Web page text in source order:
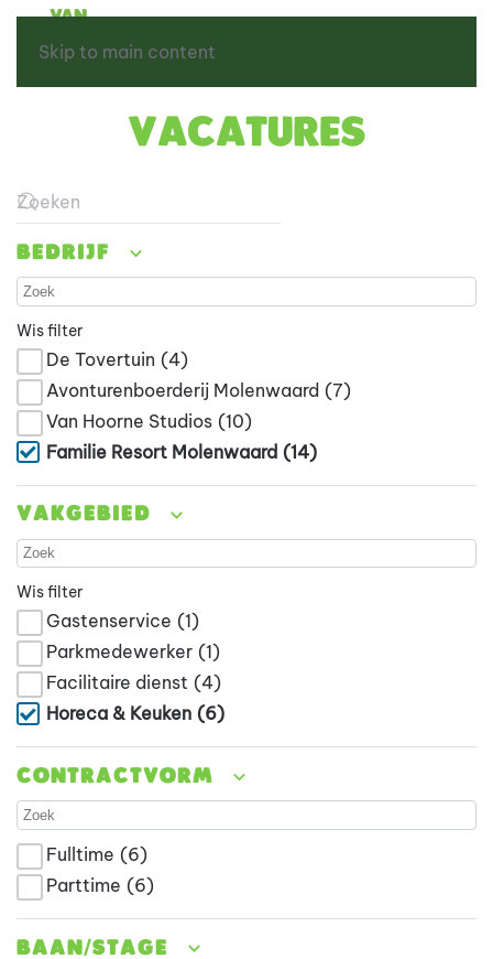
Skip to main content
Vacatures
Bedrijf
Wis filter
De Tovertuin (4)
Avonturenboerderij Molenwaard (7)
Van Hoorne Studios (10)
Familie Resort Molenwaard (14)
Vakgebied
Wis filter
Gastenservice (1)
Parkmedewerker (1)
Facilitaire dienst (4)
Horeca & Keuken (6)
Contractvorm
Fulltime (6)
Parttime (6)
Baan/stage